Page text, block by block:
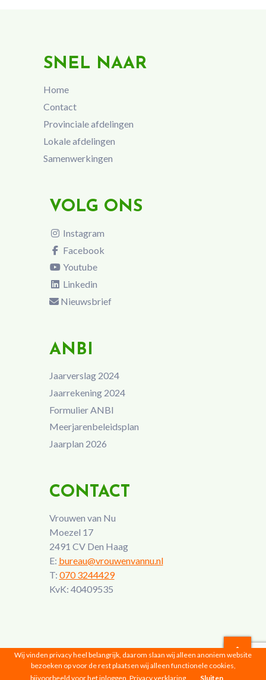
SNEL NAAR
Home
Contact
Provinciale afdelingen
Lokale afdelingen
Samenwerkingen
VOLG ONS
Instagram
Facebook
Youtube
Linkedin
Nieuwsbrief
ANBI
Jaarverslag 2024
Jaarrekening 2024
Formulier ANBI
Meerjarenbeleidsplan
Jaarplan 2026
CONTACT
Vrouwen van Nu
Moezel 17
2491 CV Den Haag
E: bureau@vrouwenvannu.nl
T: 070 3244429
KvK: 40409535
Vrouwen van Nu © 2026 |Privacyverklaring
Wij vinden privacy heel belangrijk, daarom slaan wij alleen anoniem website
bezoeken op voor de rest plaatsen wij alleen functionele cookies,
bijvoorbeeld voor het inloggen. Privacy verklaring Sluiten